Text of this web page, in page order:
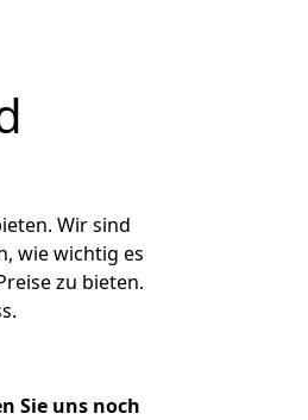
Wir sind
wie wichtig es
zu bieten.
Sie uns noch